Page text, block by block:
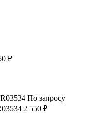
₽
По запросу
2 550 ₽